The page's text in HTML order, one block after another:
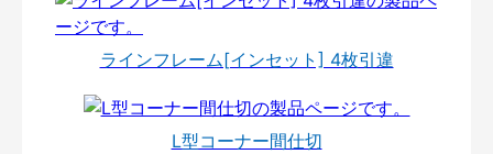
ラインフレーム[インセット] 4枚引違
L型コーナー間仕切